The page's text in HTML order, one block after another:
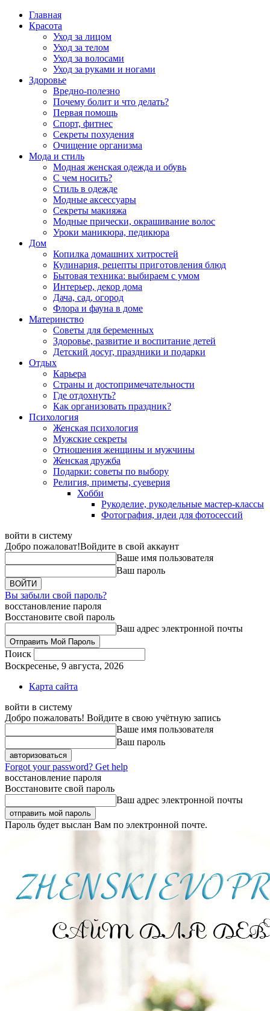
Главная
Красота
Уход за лицом
Уход за телом
Уход за волосами
Уход за руками и ногами
Здоровье
Вредно-полезно
Почему болит и что делать?
Первая помощь
Спорт, фитнес
Секреты похудения
Очищение организма
Мода и стиль
Модная женская одежда и обувь
С чем носить?
Стиль в одежде
Модные аксессуары
Секреты макияжа
Модные прически, окрашивание волос
Уроки маникюра, педикюра
Дом
Копилка домашних хитростей
Кулинария, рецепты приготовления блюд
Бытовая техника: выбираем с умом
Интерьер, декор дома
Дача, сад, огород
Флора и фауна в доме
Материнство
Советы для беременных
Здоровье, развитие и воспитание детей
Детский досуг, праздники и подарки
Отдых
Карьера
Страны и достопримечательности
Где отдохнуть?
Как организовать праздник?
Психология
Женская психология
Мужские секреты
Отношения женщины и мужчины
Женская дружба
Подарки: советы по выбору
Религия, приметы, суеверия
Хобби
Рукоделие, рукодельные мастер-классы
Фотография, идеи для фотосессий
войти в систему
Добро пожаловат!Войдите в свой аккаунт
Ваше имя пользователя
Ваш пароль
Вы забыли свой пароль?
восстановление пароля
Восстановите свой пароль
Ваш адрес электронной почты
Поиск
Воскресенье, 9 августа, 2026
Карта сайта
войти в систему
Добро пожаловать! Войдите в свою учётную запись
Ваше имя пользователя
Ваш пароль
Forgot your password? Get help
восстановление пароля
Восстановите свой пароль
Ваш адрес электронной почты
Пароль будет выслан Вам по электронной почте.